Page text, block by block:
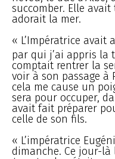
succomber. Elle
adorait la mer.
« L’Impératrice avait
par qui j’ai appris la
comptait rentrer la
voir à son passage à
cela me cause un
sera pour occuper,
avait fait préparer
celle de son fils.
« L’impératrice
dimanche. Ce jour-